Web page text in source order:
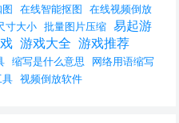
在线智能抠图 在线视频倒放
寸大小 批量图片压缩 易起游
游戏大全 游戏推荐
缩写是什么意思
网络用语缩写
具 视频倒放软件